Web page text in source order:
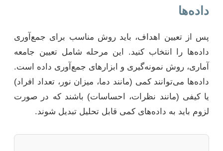
داده‌ها
پس از تعیین اهداف، باید روش مناسب برای جمع‌آوری
داده‌ها را انتخاب کنید. این مرحله شامل تعیین جامعه
آماری، روش نمونه‌گیری و ابزارهای جمع‌آوری داده است.
داده‌ها می‌توانند کمی (مانند دما، میزان نور، تعداد افراد)
یا کیفی (مانند نظرات، احساسات) باشند که در صورت
لزوم باید به داده‌های کمی قابل تحلیل تبدیل شوند.